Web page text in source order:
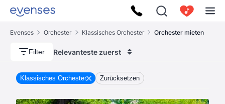
Evenses Orchester Klassisches Orchester Orchester mieten
Filter Relevanteste zuerst
Klassisches Orchester Zurücksetzen